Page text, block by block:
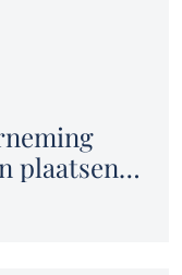
plaatsen
in